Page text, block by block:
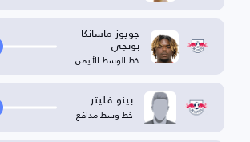
جويوز ماسانكا
بونجي
خط الوسط الأيمن
بينو فليتر
خط وسط مدافع